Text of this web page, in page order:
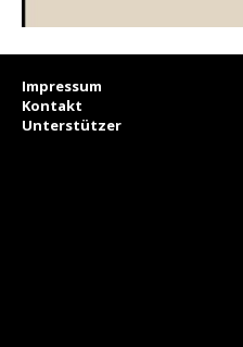
Impressum
Kontakt
Unterstützer